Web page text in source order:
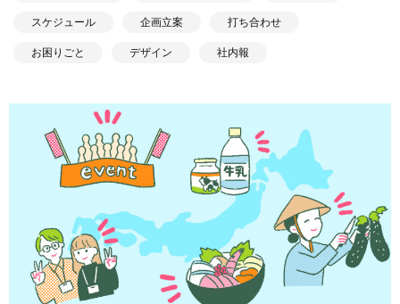
スケジュール 企画立案 打ち合わせ
お困りごと デザイン 社内報